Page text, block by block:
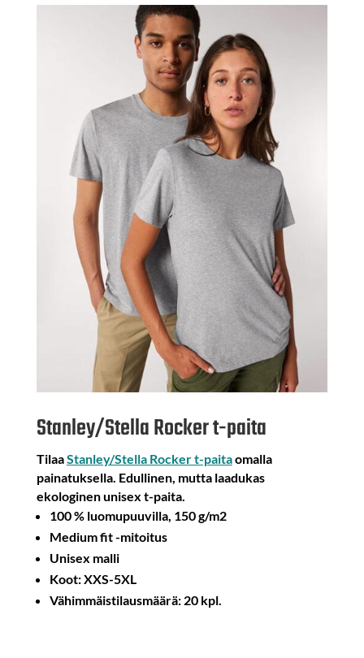
Stanley/Stella Rocker t-paita
TilaaStanley/Stella Rocker t-paitaomalla
painatuksella. Edullinen, mutta laadukas
ekologinen unisex t-paita.
100 % luomupuuvilla, 150 g/m2
Medium fit -mitoitus
Unisex malli
Koot: XXS-5XL
Vähimmäistilausmäärä: 20 kpl.